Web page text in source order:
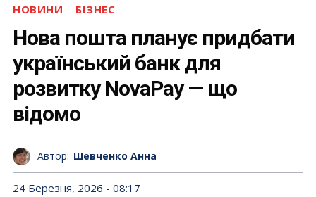
НОВИНИ БІЗНЕС
Нова пошта планує придбати
український банк для
розвитку NovaPay — що
відомо
Автор: Шевченко Анна
24 Березня, 2026 - 08:17